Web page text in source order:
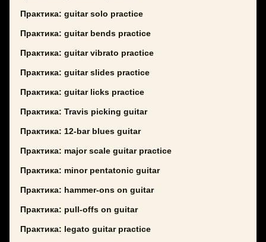
Практика: guitar solo practice
Практика: guitar bends practice
Практика: guitar vibrato practice
Практика: guitar slides practice
Практика: guitar licks practice
Практика: Travis picking guitar
Практика: 12-bar blues guitar
Практика: major scale guitar practice
Практика: minor pentatonic guitar
Практика: hammer-ons on guitar
Практика: pull-offs on guitar
Практика: legato guitar practice